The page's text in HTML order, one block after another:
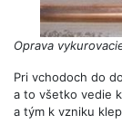
Oprava
Pri vchodoch do
a to všetko vedie
a tým k vzniku